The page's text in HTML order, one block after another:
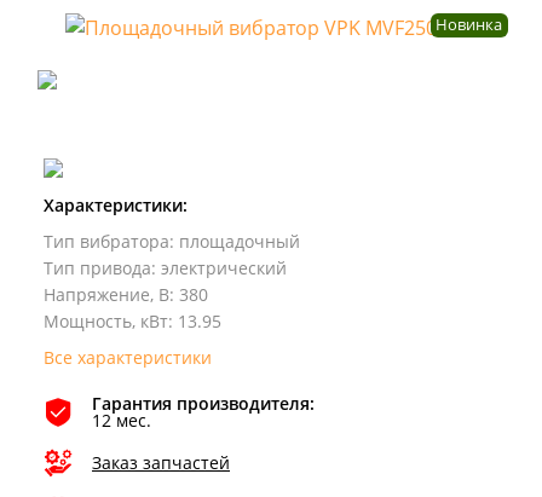
Новинка
Характеристики:
Тип вибратора: площадочный
Тип привода: электрический
Напряжение, В: 380
Мощность, кВт: 13.95
Все характеристики
Гарантия производителя:
12 мес.
Заказ запчастей